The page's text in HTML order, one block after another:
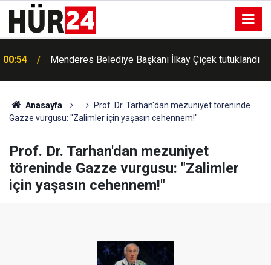
00:42 Erdemli'de Kur'an kursu öğrencileri piknikte buluştu
Anasayfa
Prof. Dr. Tarhan'dan mezuniyet töreninde
Gazze vurgusu: "Zalimler için yaşasın cehennem!"
Prof. Dr. Tarhan'dan mezuniyet
töreninde Gazze vurgusu: "Zalimler
için yaşasın cehennem!"